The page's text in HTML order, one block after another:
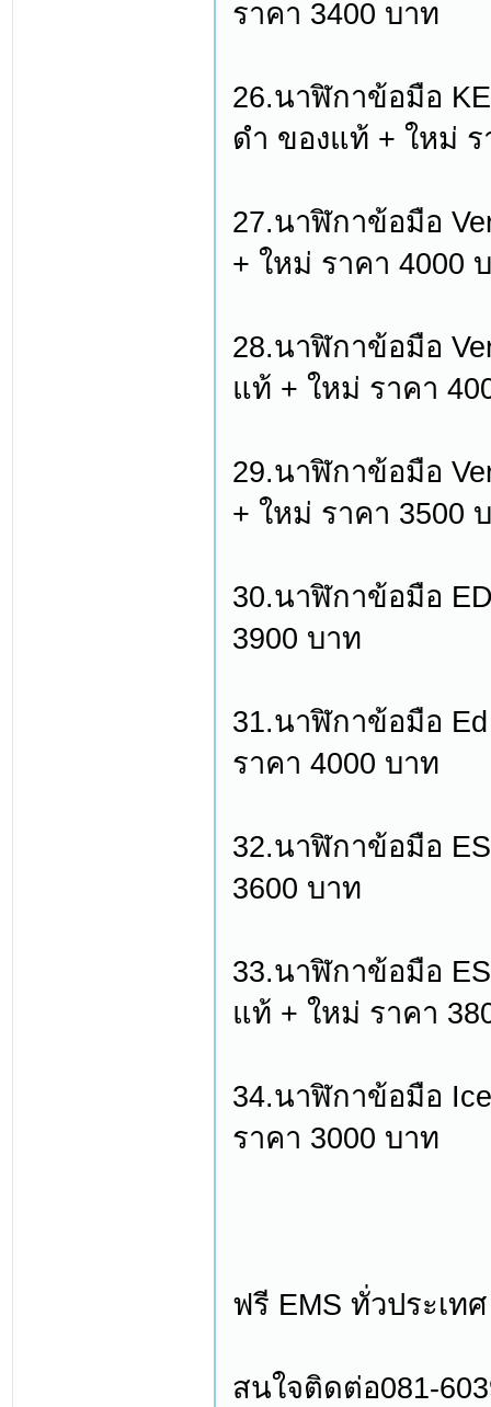
ราคา 3400 บาท
26.นาฬิกาข้อมือ
ดำ ของแท้ + ใหม่
27.นาฬิกาข้อมือ
+ ใหม่ ราคา 4000
28.นาฬิกาข้อมือ
แท้ + ใหม่ ราคา
29.นาฬิกาข้อมือ
+ ใหม่ ราคา 3500
30.นาฬิกาข้อมือ
3900 บาท
31.นาฬิกาข้อมือ
ราคา 4000 บาท
32.นาฬิกาข้อมือ
3600 บาท
33.นาฬิกาข้อมือ
แท้ + ใหม่ ราคา
34.นาฬิกาข้อมือ
ราคา 3000 บาท
ฟรี EMS ทั่วประเทศ
สนใจติดต่อ081-